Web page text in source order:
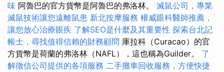
味 阿魯巴的官方貨幣是阿魯巴的弗洛林。 滅鼠公司，專業
滅鼠技術讓您遠離鼠患 新北按摩服務 權威眼科醫師推薦，
讓您放心治療眼疾 了解SEO是什麼及其重要性 探索台北記
帳士，尋找值得信賴的財務顧問 庫拉科（Curacao）的官
方貨幣是荷蘭的弗洛林（NAFL），這也稱為Guilder。 了
解徵信公司提供的各項服務 二手攤車回收服務，方便快捷